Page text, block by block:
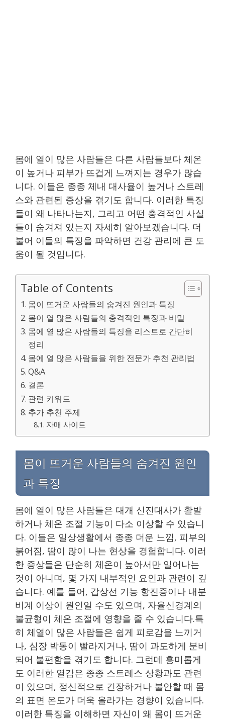
몸에 열이 많은 사람들은 다른 사람들보다 체온
이 높거나 피부가 뜨겁게 느껴지는 경우가 많습
니다. 이들은 종종 체내 대사율이 높거나 스트레
스와 관련된 증상을 겪기도 합니다. 이러한 특징
들이 왜 나타나는지, 그리고 어떤 충격적인 사실
들이 숨겨져 있는지 자세히 알아보겠습니다. 더
불어 이들의 특징을 파악하면 건강 관리에 큰 도
움이 될 것입니다.
Table of Contents
몸이 뜨거운 사람들의 숨겨진 원인과 특징
몸이 열 많은 사람들의 충격적인 특징과 비밀
몸에 열 많은 사람들의 특징을 리스트로 간단히
정리
몸에 열 많은 사람들을 위한 전문가 추천 관리법
Q&A
결론
관련 키워드
추가 추천 주제
자매 사이트
몸이 뜨거운 사람들의 숨겨진 원인
과 특징
몸에 열이 많은 사람들은 대개 신진대사가 활발
하거나 체온 조절 기능이 다소 이상할 수 있습니
다. 이들은 일상생활에서 종종 더운 느낌, 피부의
붉어짐, 땀이 많이 나는 현상을 경험합니다. 이러
한 증상들은 단순히 체온이 높아서만 일어나는
것이 아니며, 몇 가지 내부적인 요인과 관련이 깊
습니다. 예를 들어, 갑상선 기능 항진증이나 내분
비계 이상이 원인일 수도 있으며, 자율신경계의
불균형이 체온 조절에 영향을 줄 수 있습니다.특
히 체열이 많은 사람들은 쉽게 피로감을 느끼거
나, 심장 박동이 빨라지거나, 땀이 과도하게 분비
되어 불편함을 겪기도 합니다. 그런데 흥미롭게
도 이러한 열감은 종종 스트레스 상황과도 관련
이 있으며, 정신적으로 긴장하거나 불안할 때 몸
의 표면 온도가 더욱 올라가는 경향이 있습니다.
이러한 특징을 이해하면 자신이 왜 몸이 뜨거운